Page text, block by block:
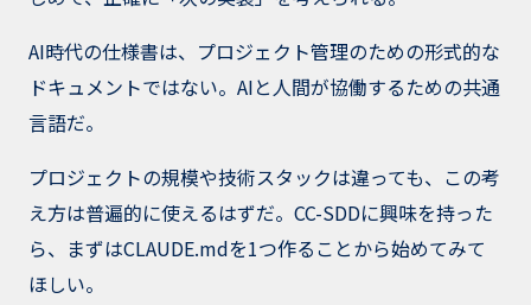
AI時代の仕様書は、プロジェクト管理のための形式的な
ドキュメントではない。AIと人間が協働するための共通
言語だ。
プロジェクトの規模や技術スタックは違っても、この考
え方は普遍的に使えるはずだ。CC-SDDに興味を持った
ら、まずはCLAUDE.mdを1つ作ることから始めてみて
ほしい。